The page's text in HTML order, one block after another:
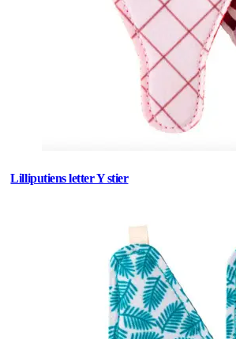
Lilliputiens letter Y stier